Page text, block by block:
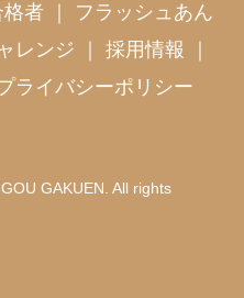
格者
フラッシュあん
レンジ ｜採用情報
ライバシーポリシー
GAKUEN. All rights